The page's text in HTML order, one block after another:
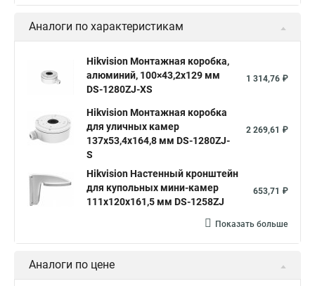
Аналоги по характеристикам
Hikvision Монтажная коробка,
алюминий, 100×43,2x129 мм
DS-1280ZJ-XS
1 314,76 ₽
Hikvision Монтажная коробка
для уличных камер
137x53,4x164,8 мм DS-1280ZJ-
S
2 269,61 ₽
Hikvision Настенный кронштейн
для купольных мини-камер
111x120x161,5 мм DS-1258ZJ
653,71 ₽
Показать больше
Аналоги по цене